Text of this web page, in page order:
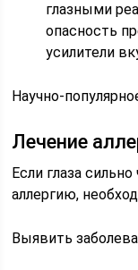
глазными
опасность
усилители
Научно-
Лечение
Если глаза
аллергию,
Выявить